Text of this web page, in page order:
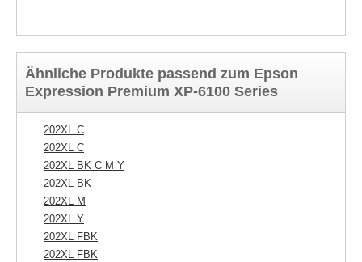
Ähnliche Produkte passend zum Epson
Expression Premium XP-6100 Series
202XL C
202XL C
202XL BK C M Y
202XL BK
202XL M
202XL Y
202XL FBK
202XL FBK